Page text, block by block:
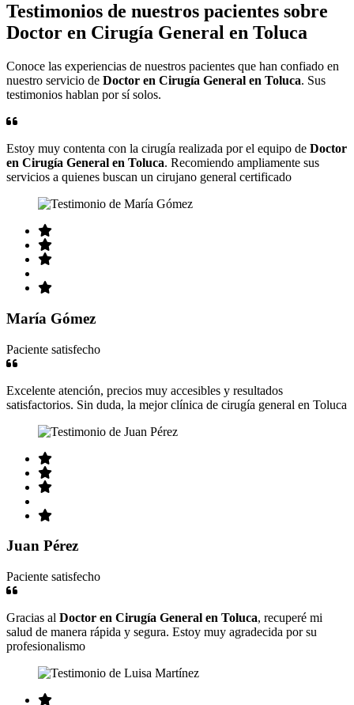
Testimonios de nuestros pacientes sobre
Doctor en Cirugía General en Toluca
Conoce las experiencias de nuestros pacientes que han confiado en
nuestro servicio de Doctor en Cirugía General en Toluca. Sus
testimonios hablan por sí solos.
Estoy muy contenta con la cirugía realizada por el equipo de Doctor
en Cirugía General en Toluca. Recomiendo ampliamente sus
servicios a quienes buscan un cirujano general certificado
María Gómez
Paciente satisfecho
Excelente atención, precios muy accesibles y resultados
satisfactorios. Sin duda, la mejor clínica de cirugía general en Toluca
Juan Pérez
Paciente satisfecho
Gracias al Doctor en Cirugía General en Toluca, recuperé mi
salud de manera rápida y segura. Estoy muy agradecida por su
profesionalismo